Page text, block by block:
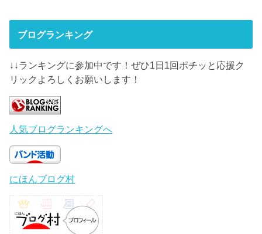
ブログランキング
↓↓ランキングに参加中です！ぜひ1日1回ポチッと応援ク
リックよろしくお願いします！
人気ブログランキングへ
にほんブログ村